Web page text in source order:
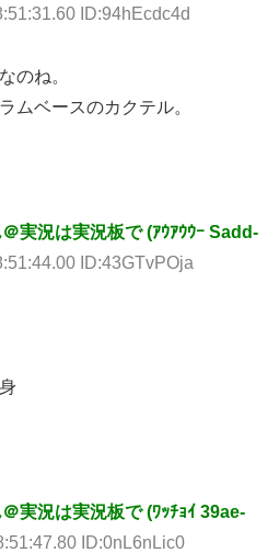
ID:94hEcdc4d
のね。
ムベースのカクテル。
実況は実況板で (ｱｳｱｳｳｰ Sadd-
ID:43GTvPOja
実況は実況板で (ﾜｯﾁｮｲ 39ae-
ID:0nL6nLic0